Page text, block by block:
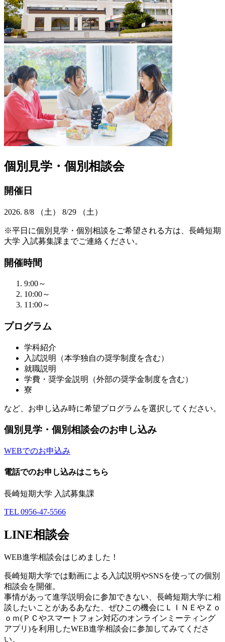
個別⾒学・個別相談会
開催日
2026. 8/8 （土） 8/29 （土）
※平日に個別見学・個別相談をご希望される方は、長崎短期
大学 入試募集課までご連絡ください。
開催時間
9:00～
10:00～
11:00～
プログラム
学科紹介
入試説明（本学独自の奨学制度を含む）
就職説明
学費・奨学金説明（外部の奨学金制度を含む）
寮
など、お申し込み時に希望プログラムを選択してください。
個別⾒学・個別相談会のお申し込み
WEBでのお申込み
電話でのお申し込みはこちら
長崎短期大学 入試募集課
TEL 0956-47-5566
LINE相談会
WEB進学相談会はじめました！
長崎短期大学では動画による入試説明やSNSを使っての個別
相談会を開催。
事情があって進学説明会に参加できない、長崎短期大学に相
談したいことがあるあなた、ぜひこの機会にＬＩＮＥやＺｏ
ｏｍ(ＰＣやスマートフォン対応のオンラインミーティング
アプリ)を利用したWEB進学相談会に参加してみてくださ
い。